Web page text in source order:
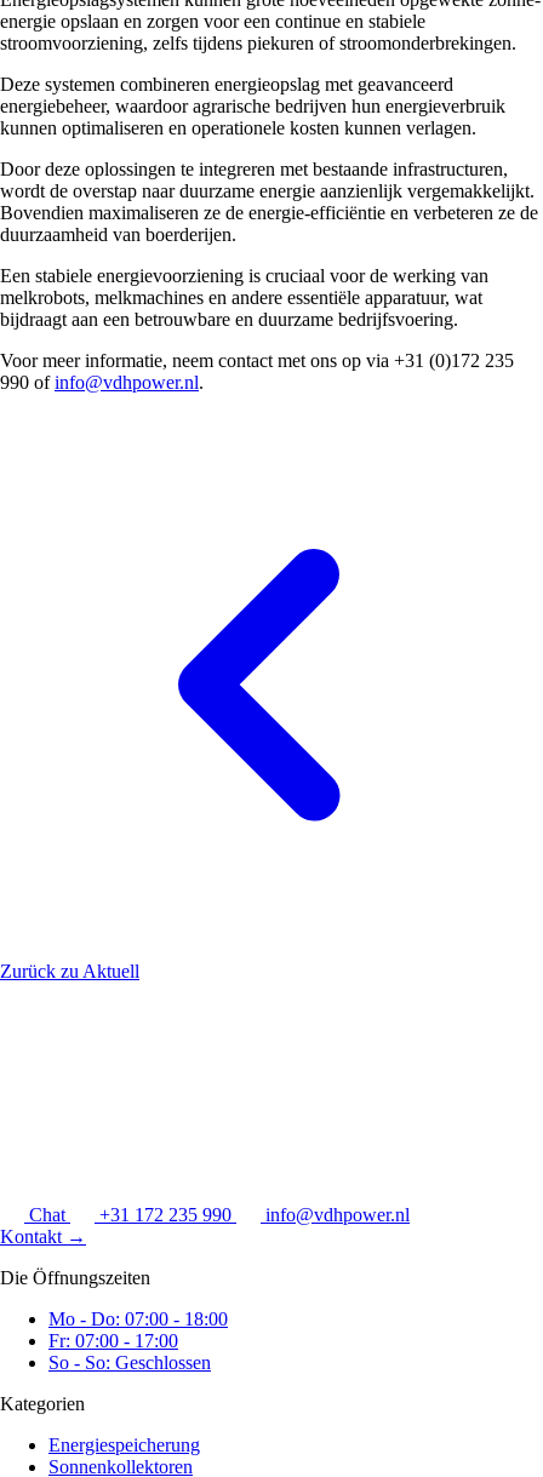
energie opslaan en zorgen voor een continue en stabiele
stroomvoorziening, zelfs tijdens piekuren of stroomonderbrekingen.
Deze systemen combineren energieopslag met geavanceerd
energiebeheer, waardoor agrarische bedrijven hun energieverbruik
kunnen optimaliseren en operationele kosten kunnen verlagen.
Door deze oplossingen te integreren met bestaande infrastructuren,
wordt de overstap naar duurzame energie aanzienlijk vergemakkelijkt.
Bovendien maximaliseren ze de energie-efficiëntie en verbeteren ze de
duurzaamheid van boerderijen.
Een stabiele energievoorziening is cruciaal voor de werking van
melkrobots, melkmachines en andere essentiële apparatuur, wat
bijdraagt aan een betrouwbare en duurzame bedrijfsvoering.
Voor meer informatie, neem contact met ons op via +31 (0)172 235
990 ofinfo@vdhpower.nl.
Zurück zu Aktuell
Chat +31 172 235 990
info@vdhpower.nl
Kontakt →
Die Öffnungszeiten
Mo - Do: 07:00 - 18:00
Fr: 07:00 - 17:00
So - So: Geschlossen
Kategorien
Energiespeicherung
Sonnenkollektoren